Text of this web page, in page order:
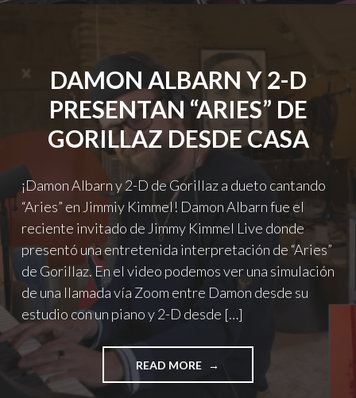
ESPECIAL"
DAMON ALBARN Y 2-D
PRESENTAN “ARIES” DE
GORILLAZ DESDE CASA
¡Damon Albarn y 2-D de Gorillaz a dueto cantando
“Aries” en Jimmiy Kimmel! Damon Albarn fue el
reciente invitado de Jimmy Kimmel Live donde
presentó una entretenida interpretación de “Aries”
de Gorillaz. En el video podemos ver una simulación
de una llamada vía Zoom entre Damon desde su
estudio con un piano y 2-D desde […]
READ MORE "DAMON
ALBARN